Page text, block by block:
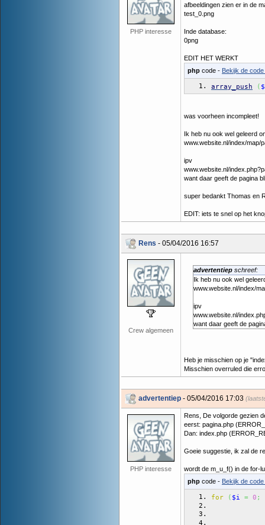
PHP interesse
afbeeldingen zien er in de
test_0.png
Inde database:
0png
EDIT HET WERKT
php code - Bekijk de
array_push (
was voorheen incompleet!
Ik heb nu ook wel geleerd
www.website.nl/index/map/
ipv
www.website.nl/
want daar geeft de pagina
super bedankt Thomas en
EDIT: iets te snel op het
Rens - 05/04/2016 16:57
Crew algemeen
advertentiep schreef:
Ik heb nu ook wel
www.website.nl/index/
ipv
www.website.nl/
want daar geeft de
Heb je misschien op je
Misschien overruled die
advertentiep - 05/04/2016 17:03
PHP interesse
Rens, De volgorde gezien
eerst: pagina.php
Dan: index.php
Goeie suggestie, ik zal de
wordt de m_u_f() in de for-
php code - Bekijk de
for ( $i = 0 ;